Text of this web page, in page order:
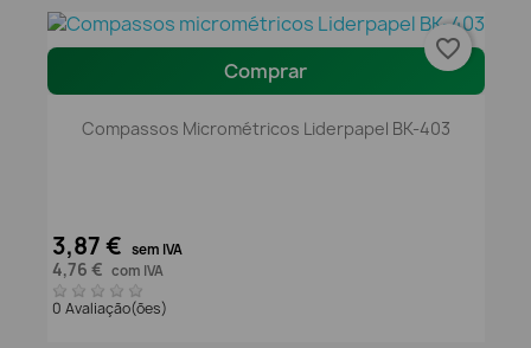
Comprar
Compassos Micrométricos Liderpapel BK-403
3,87 € sem IVA
4,76 € com IVA
0 Avaliação(ões)
favorite_border